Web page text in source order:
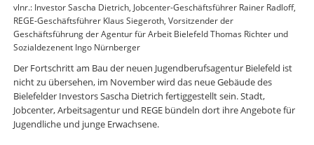
vlnr.: Investor Sascha Dietrich, Jobcenter-Geschäftsführer Rainer Radloff,
REGE-Geschäftsführer Klaus Siegeroth, Vorsitzender der
Geschäftsführung der Agentur für Arbeit Bielefeld Thomas Richter und
Sozialdezenent Ingo Nürnberger
Der Fortschritt am Bau der neuen Jugendberufsagentur Bielefeld ist
nicht zu übersehen, im November wird das neue Gebäude des
Bielefelder Investors Sascha Dietrich fertiggestellt sein. Stadt,
Jobcenter, Arbeitsagentur und REGE bündeln dort ihre Angebote für
Jugendliche und junge Erwachsene.